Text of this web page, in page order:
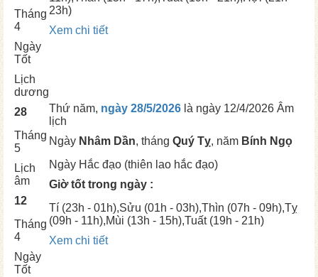
Tháng
4
Ngày
Tốt
23h)
Xem chi tiết
Lịch
dương
28
Tháng
5
Lịch
âm
12
Tháng
4
Ngày
Tốt
Thứ năm, ngày 28/5/2026 là ngày 12/4/2026 Âm
lịch
Ngày Nhâm Dần, tháng Quý Tỵ, năm Bính Ngọ
Ngày Hắc đạo (thiên lao hắc đạo)
Giờ tốt trong ngày :
Tí (23h - 01h),Sửu (01h - 03h),Thìn (07h - 09h),Tỵ
(09h - 11h),Mùi (13h - 15h),Tuất(19h - 21h)
Xem chi tiết